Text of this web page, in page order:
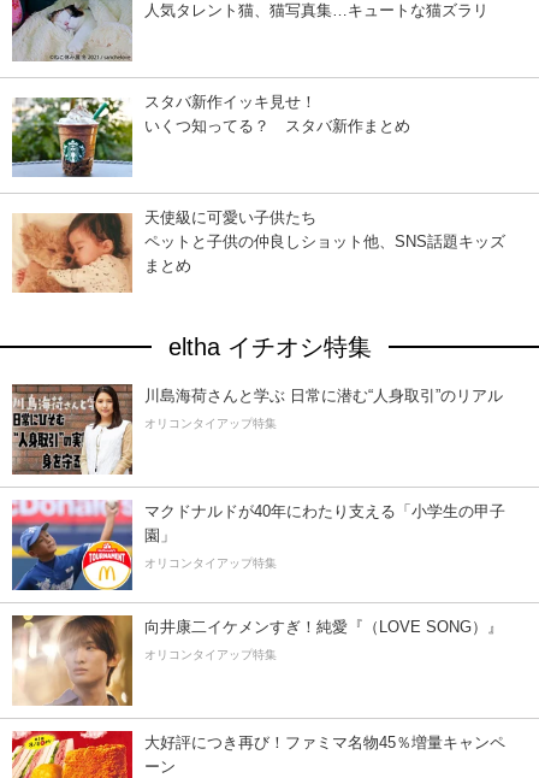
人気タレント猫、猫写真集…キュートな猫ズラリ
スタバ新作イッキ見せ！
いくつ知ってる？ スタバ新作まとめ
天使級に可愛い子供たち
ペットと子供の仲良しショット他、SNS話題キッズ
まとめ
eltha イチオシ特集
川島海荷さんと学ぶ 日常に潜む“人身取引”のリアル
オリコンタイアップ特集
マクドナルドが40年にわたり支える「小学生の甲子
園」
オリコンタイアップ特集
向井康二イケメンすぎ！純愛『（LOVE SONG）』
オリコンタイアップ特集
大好評につき再び！ファミマ名物45％増量キャンペ
ーン